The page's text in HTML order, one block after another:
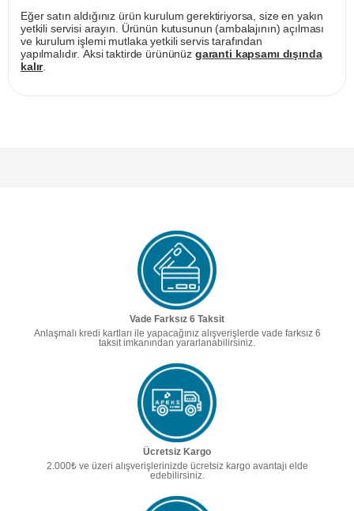
Eğer satın aldığınız ürün kurulum gerektiriyorsa, size en yakın
yetkili servisi arayın. Ürünün kutusunun (ambalajının) açılması
ve kurulum işlemi mutlaka yetkili servis tarafından
yapılmalıdır. Aksi taktirde ürününüz garanti kapsamı dışında
kalır.
Vade Farksız 6 Taksit
Anlaşmalı kredi kartları ile yapacağınız alışverişlerde vade farksız 6
taksit imkanından yararlanabilirsiniz.
Ücretsiz Kargo
2.000₺ ve üzeri alışverişlerinizde ücretsiz kargo avantajı elde
edebilirsiniz.